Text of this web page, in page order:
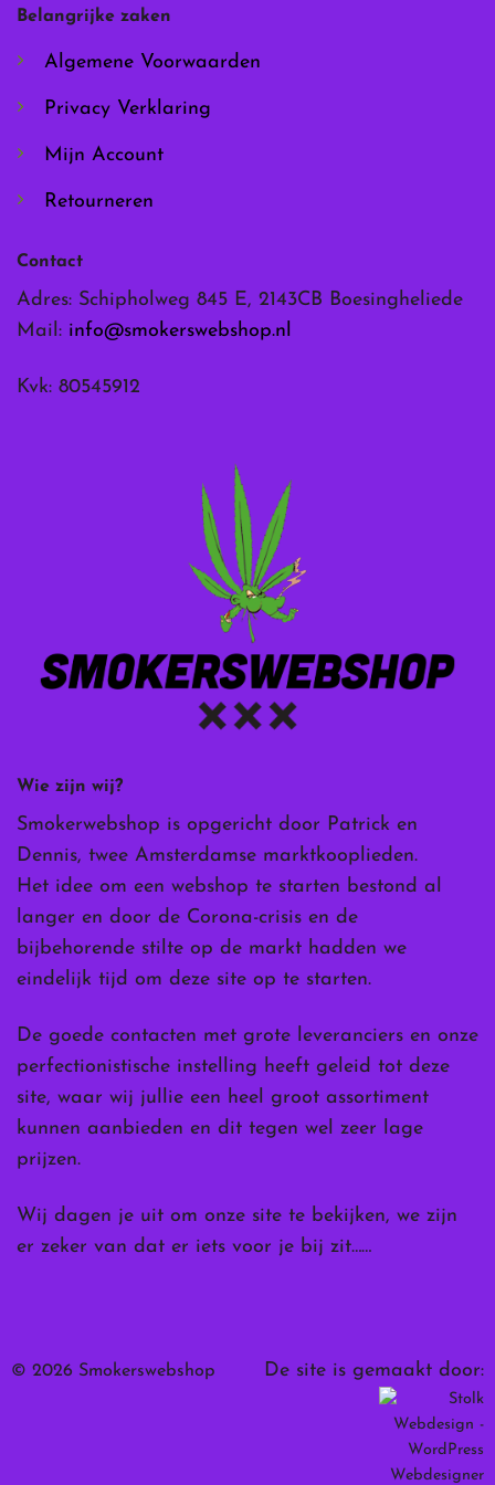
worden
op
de
productpagina
Wie zijn wij?
Smokerwebshop is opgericht door Patrick en
Dennis, twee Amsterdamse marktkooplieden.
Het idee om een webshop te starten bestond al
langer en door de Corona-crisis en de
bijbehorende stilte op de markt hadden we
eindelijk tijd om deze site op te starten.
De goede contacten met grote leveranciers en onze
perfectionistische instelling heeft geleid tot deze
site, waar wij jullie een heel groot assortiment
kunnen aanbieden en dit tegen wel zeer lage
prijzen.
Wij dagen je uit om onze site te bekijken, we zijn
er zeker van dat er iets voor je bij zit……
Belangrijke zaken
Algemene Voorwaarden
Privacy Verklaring
Mijn Account
Retourneren
Contact
Adres: Schipholweg 845 E, 2143CB Boesingheliede
Mail: info@smokerswebshop.nl
Kvk: 80545912
© 2026 Smokerswebshop De site is gemaakt door: